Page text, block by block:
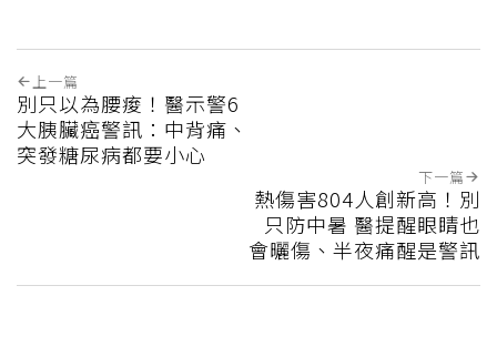
上一篇
別只以為腰痠！醫示警6
大胰臟癌警訊：中背痛、
突發糖尿病都要小心
下一篇
熱傷害804人創新高！別
只防中暑 醫提醒眼睛也
會曬傷、半夜痛醒是警訊